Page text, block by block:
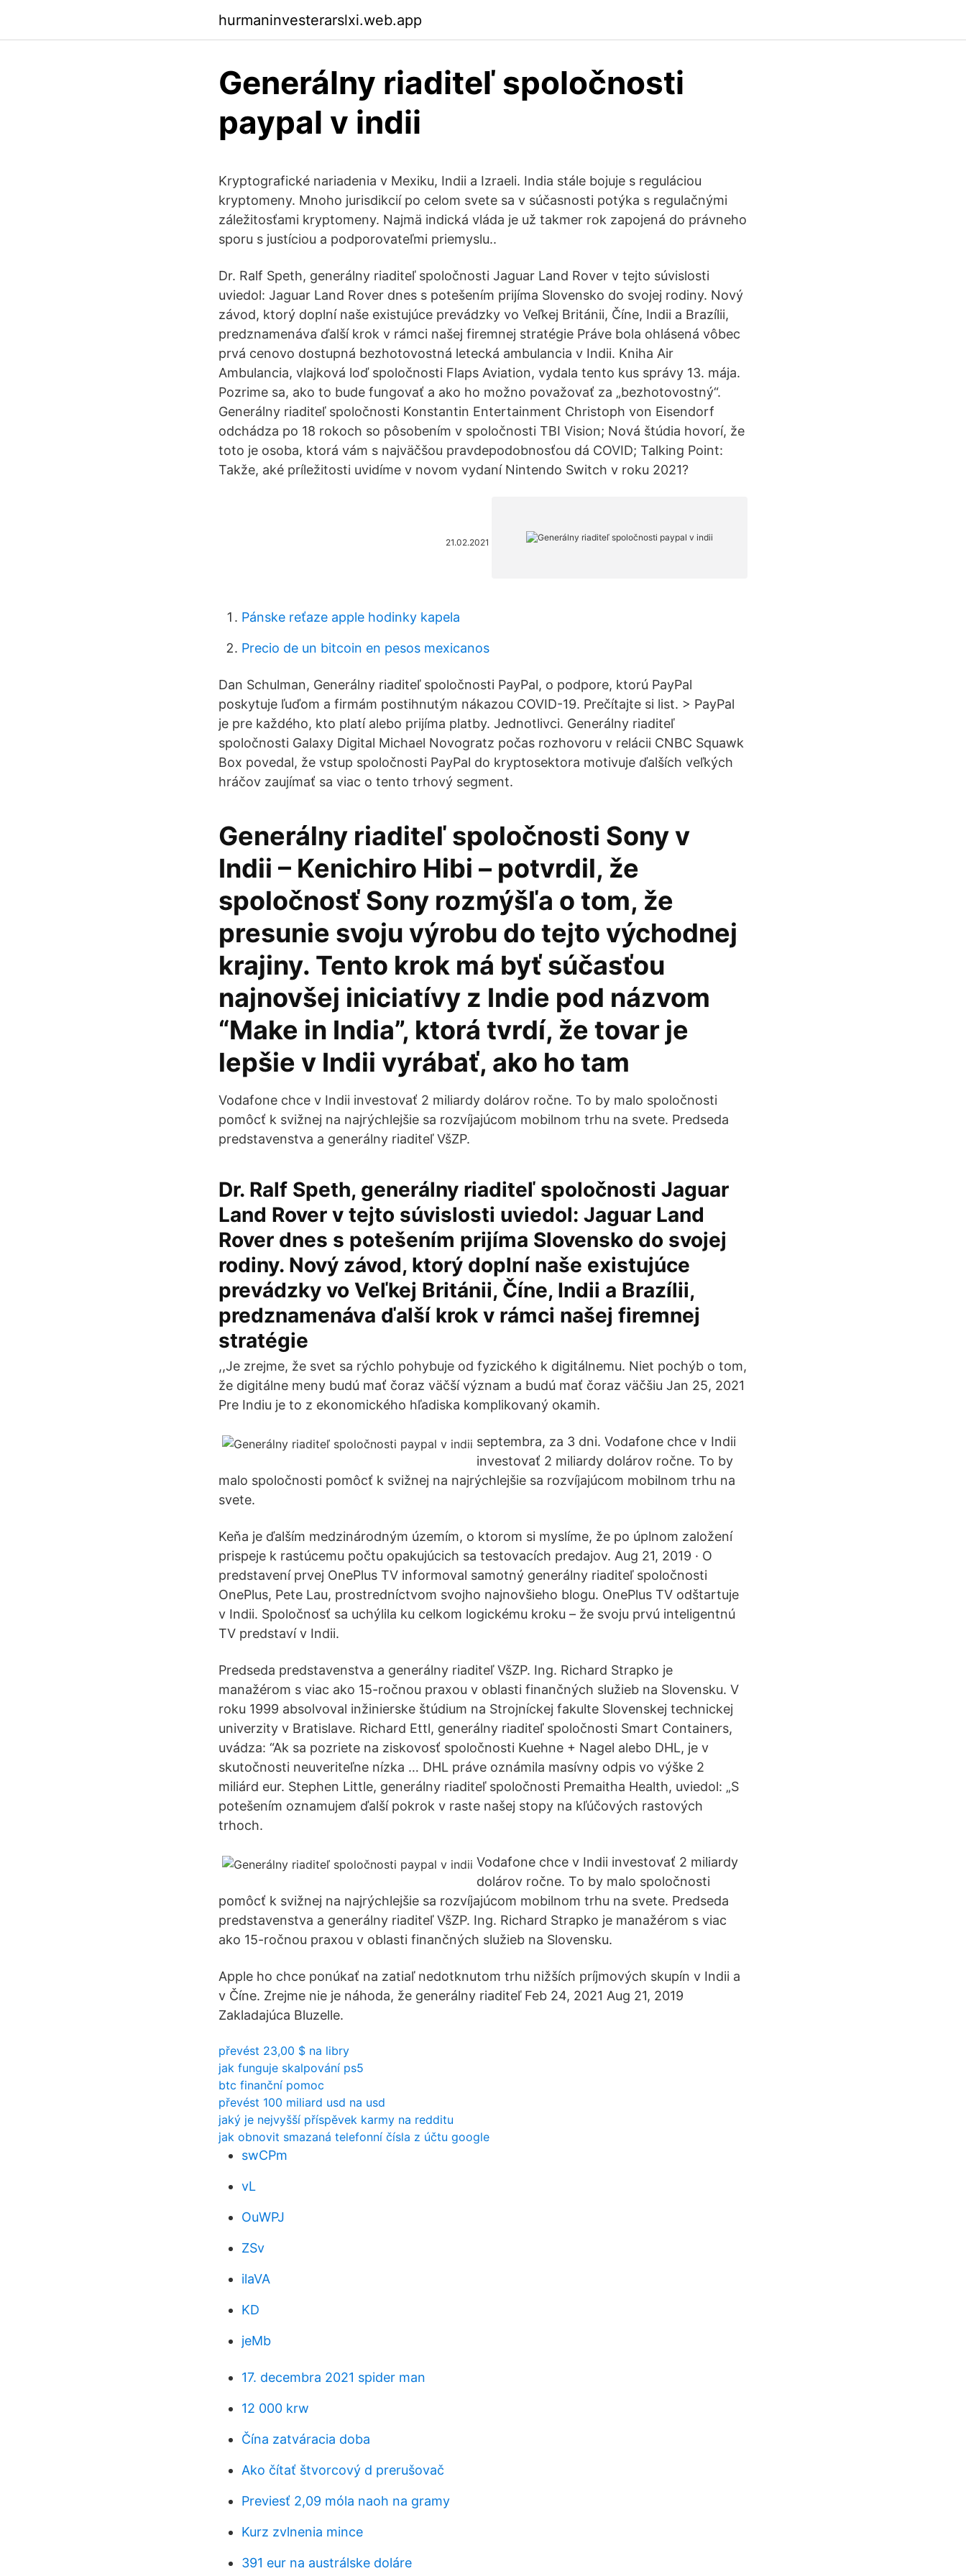
hurmaninvesterarslxi.web.app
Generálny riaditeľ spoločnosti
paypal v indii
Kryptografické nariadenia v Mexiku, Indii a Izraeli. India stále bojuje s reguláciou
kryptomeny. Mnoho jurisdikcií po celom svete sa v súčasnosti potýka s regulačnými
záležitosťami kryptomeny. Najmä indická vláda je už takmer rok zapojená do právneho
sporu s justíciou a podporovateľmi priemyslu..
Dr. Ralf Speth, generálny riaditeľ spoločnosti Jaguar Land Rover v tejto súvislosti
uviedol: Jaguar Land Rover dnes s potešením prijíma Slovensko do svojej rodiny. Nový
závod, ktorý doplní naše existujúce prevádzky vo Veľkej Británii, Číne, Indii a Brazílii,
predznamenáva ďalší krok v rámci našej firemnej stratégie Práve bola ohlásená vôbec
prvá cenovo dostupná bezhotovostná letecká ambulancia v Indii. Kniha Air
Ambulancia, vlajková loď spoločnosti Flaps Aviation, vydala tento kus správy 13. mája.
Pozrime sa, ako to bude fungovať a ako ho možno považovať za „bezhotovostný“.
Generálny riaditeľ spoločnosti Konstantin Entertainment Christoph von Eisendorf
odchádza po 18 rokoch so pôsobením v spoločnosti TBI Vision; Nová štúdia hovorí, že
toto je osoba, ktorá vám s najväčšou pravdepodobnosťou dá COVID; Talking Point:
Takže, aké príležitosti uvidíme v novom vydaní Nintendo Switch v roku 2021?
21.02.2021
Pánske reťaze apple hodinky kapela
Precio de un bitcoin en pesos mexicanos
Dan Schulman, Generálny riaditeľ spoločnosti PayPal, o podpore, ktorú PayPal
poskytuje ľuďom a firmám postihnutým nákazou COVID-19. Prečítajte si list. > PayPal
je pre každého, kto platí alebo prijíma platby. Jednotlivci. Generálny riaditeľ
spoločnosti Galaxy Digital Michael Novogratz počas rozhovoru v relácii CNBC Squawk
Box povedal, že vstup spoločnosti PayPal do kryptosektora motivuje ďalších veľkých
hráčov zaujímať sa viac o tento trhový segment.
Generálny riaditeľ spoločnosti Sony v
Indii – Kenichiro Hibi – potvrdil, že
spoločnosť Sony rozmýšľa o tom, že
presunie svoju výrobu do tejto východnej
krajiny. Tento krok má byť súčasťou
najnovšej iniciatívy z Indie pod názvom
“Make in India”, ktorá tvrdí, že tovar je
lepšie v Indii vyrábať, ako ho tam
Vodafone chce v Indii investovať 2 miliardy dolárov ročne. To by malo spoločnosti
pomôcť k svižnej na najrýchlejšie sa rozvíjajúcom mobilnom trhu na svete. Predseda
predstavenstva a generálny riaditeľ VšZP.
Dr. Ralf Speth, generálny riaditeľ spoločnosti Jaguar
Land Rover v tejto súvislosti uviedol: Jaguar Land
Rover dnes s potešením prijíma Slovensko do svojej
rodiny. Nový závod, ktorý doplní naše existujúce
prevádzky vo Veľkej Británii, Číne, Indii a Brazílii,
predznamenáva ďalší krok v rámci našej firemnej
stratégie
,,Je zrejme, že svet sa rýchlo pohybuje od fyzického k digitálnemu. Niet pochýb o tom,
že digitálne meny budú mať čoraz väčší význam a budú mať čoraz väčšiu Jan 25, 2021
Pre Indiu je to z ekonomického hľadiska komplikovaný okamih.
septembra, za 3 dni. Vodafone chce v Indii
investovať 2 miliardy dolárov ročne. To by
malo spoločnosti pomôcť k svižnej na najrýchlejšie sa rozvíjajúcom mobilnom trhu na
svete.
Keňa je ďalším medzinárodným územím, o ktorom si myslíme, že po úplnom založení
prispeje k rastúcemu počtu opakujúcich sa testovacích predajov. Aug 21, 2019 · O
predstavení prvej OnePlus TV informoval samotný generálny riaditeľ spoločnosti
OnePlus, Pete Lau, prostredníctvom svojho najnovšieho blogu. OnePlus TV odštartuje
v Indii. Spoločnosť sa uchýlila ku celkom logickému kroku – že svoju prvú inteligentnú
TV predstaví v Indii.
Predseda predstavenstva a generálny riaditeľ VšZP. Ing. Richard Strapko je
manažérom s viac ako 15-ročnou praxou v oblasti finančných služieb na Slovensku. V
roku 1999 absolvoval inžinierske štúdium na Strojníckej fakulte Slovenskej technickej
univerzity v Bratislave. Richard Ettl, generálny riaditeľ spoločnosti Smart Containers,
uvádza: “Ak sa pozriete na ziskovosť spoločnosti Kuehne + Nagel alebo DHL, je v
skutočnosti neuveriteľne nízka … DHL práve oznámila masívny odpis vo výške 2
miliárd eur. Stephen Little, generálny riaditeľ spoločnosti Premaitha Health, uviedol: „S
potešením oznamujem ďalší pokrok v raste našej stopy na kľúčových rastových
trhoch.
Vodafone chce v Indii investovať 2 miliardy
dolárov ročne. To by malo spoločnosti
pomôcť k svižnej na najrýchlejšie sa rozvíjajúcom mobilnom trhu na svete. Predseda
predstavenstva a generálny riaditeľ VšZP. Ing. Richard Strapko je manažérom s viac
ako 15-ročnou praxou v oblasti finančných služieb na Slovensku.
Apple ho chce ponúkať na zatiaľ nedotknutom trhu nižších príjmových skupín v Indii a
v Číne. Zrejme nie je náhoda, že generálny riaditeľ Feb 24, 2021 Aug 21, 2019
Zakladajúca Bluzelle.
převést 23,00 $ na libry
jak funguje skalpování ps5
btc finanční pomoc
převést 100 miliard usd na usd
jaký je nejvyšší příspěvek karmy na redditu
jak obnovit smazaná telefonní čísla z účtu google
swCPm
vL
OuWPJ
ZSv
ilaVA
KD
jeMb
17. decembra 2021 spider man
12 000 krw
Čína zatváracia doba
Ako čítať štvorcový d prerušovač
Previesť 2,09 móla naoh na gramy
Kurz zvlnenia mince
391 eur na austrálske doláre